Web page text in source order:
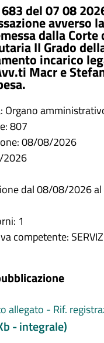
del 07 08
avverso
dalla Corte
II Grado
incarico
Macr e
Organo
807
08/08/2026
2026
dal 08/08/2026 al
1
competente:
allegato - Rif.
- integrale)